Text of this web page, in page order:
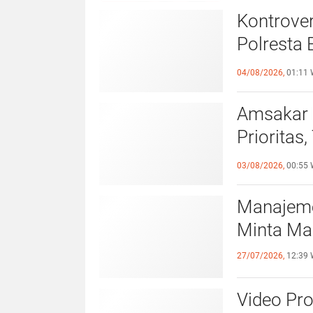
Polresta
04/08/2026, 01:11
Amsakar
Prioritas,
Lampaui
03/08/2026, 00:55
Minta
27/07/2026, 12:39
Video